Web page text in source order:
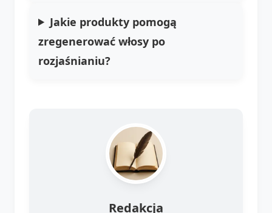
Jakie produkty pomogą
zregenerować włosy po
rozjaśnianiu?
Redakcja